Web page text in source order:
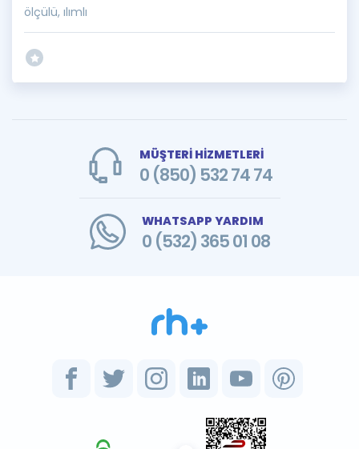
ölçülü, ılımlı
MÜŞTERİ HİZMETLERİ
0 (850) 532 74 74
WHATSAPP YARDIM
0 (532) 365 01 08